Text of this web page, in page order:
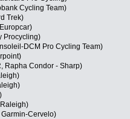
Cycling Team)
Trek)
Procycling)
DCM Pro Cycling Team)
Rapha Condor - Sharp)
Cervelo)